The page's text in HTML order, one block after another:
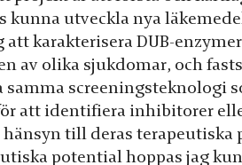
utveckla nya
karakterisera DUB-
av olika sjukdomar, och
samma screeningsteknologi
att identifiera inhibitorer
till deras
potential hoppas jag